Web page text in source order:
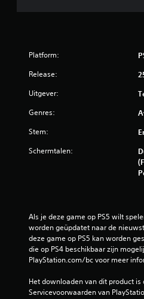
Platform:
Release:
Uitgever:
Genres:
Stem:
Schermtalen:
Als je deze game op PS5 wilt
worden geüpdatet naar de
deze game op PS5 kan worden
die op PS4 beschikbaar zijn
PlayStation.com/bc voor meer
Het downloaden van dit product is
Servicevoorwaarden van